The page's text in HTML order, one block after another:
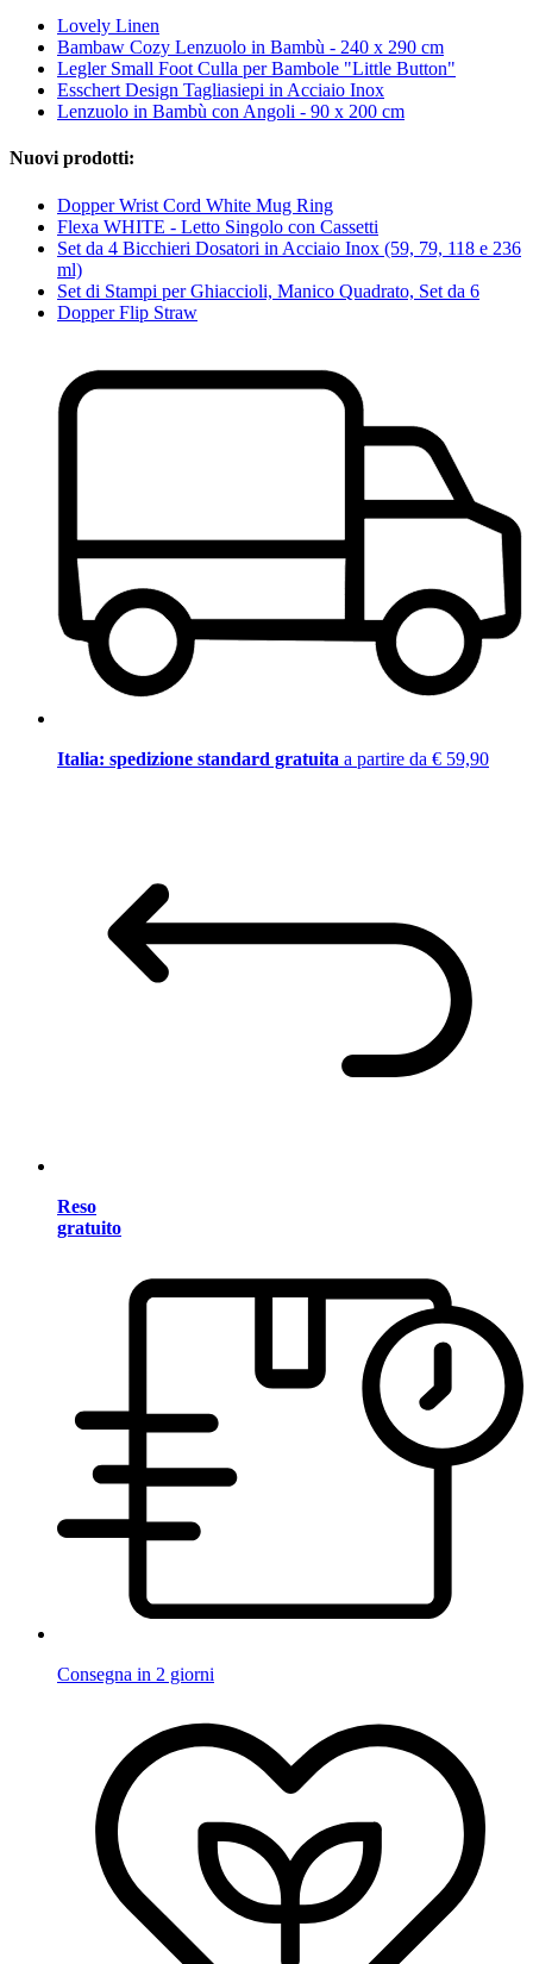
Lovely Linen
Bambaw Cozy Lenzuolo in Bambù - 240 x 290 cm
Legler Small Foot Culla per Bambole "Little Button"
Esschert Design Tagliasiepi in Acciaio Inox
Lenzuolo in Bambù con Angoli - 90 x 200 cm
Nuovi prodotti:
Dopper Wrist Cord White Mug Ring
Flexa WHITE - Letto Singolo con Cassetti
Set da 4 Bicchieri Dosatori in Acciaio Inox (59, 79, 118 e 236
ml)
Set di Stampi per Ghiaccioli, Manico Quadrato, Set da 6
Dopper Flip Straw
Italia: spedizione standard gratuita a partire da € 59,90
Reso
gratuito
Consegna in 2 giorni